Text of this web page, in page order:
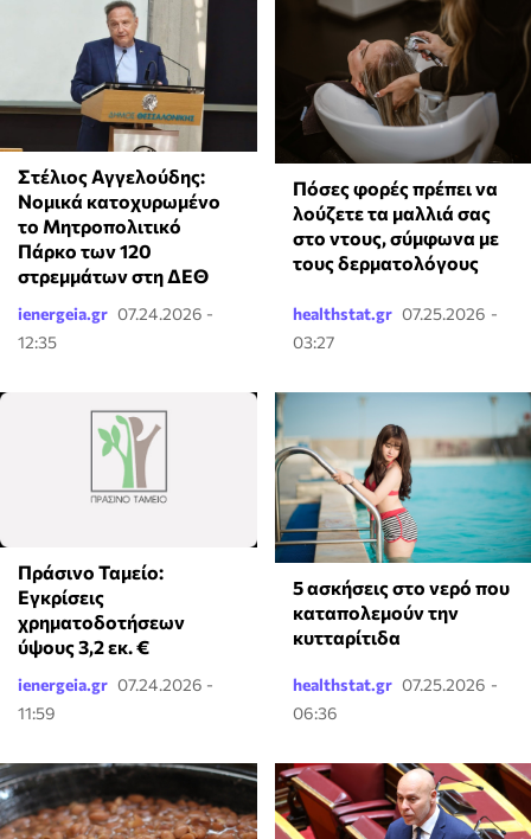
Στέλιος Αγγελούδης:
Νομικά κατοχυρωμένο
το Μητροπολιτικό
Πάρκο των 120
στρεμμάτων στη ΔΕΘ
ienergeia.gr 07.24.2026 -
12:35
Πόσες φορές πρέπει να
λούζετε τα μαλλιά σας
στο ντους, σύμφωνα με
τους δερματολόγους
healthstat.gr 07.25.2026 -
03:27
Πράσινο Ταμείο:
Εγκρίσεις
χρηματοδοτήσεων
ύψους 3,2 εκ. €
ienergeia.gr 07.24.2026 -
11:59
5 ασκήσεις στο νερό που
καταπολεμούν την
κυτταρίτιδα
healthstat.gr 07.25.2026 -
06:36